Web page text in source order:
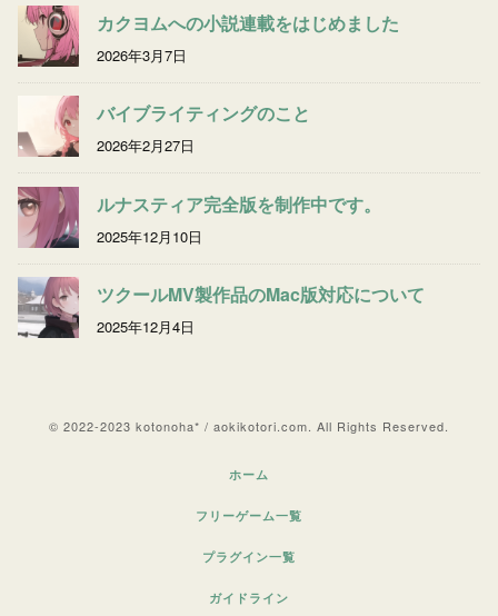
カクヨムへの小説連載をはじめました
2026年3月7日
バイブライティングのこと
2026年2月27日
ルナスティア完全版を制作中です。
2025年12月10日
ツクールMV製作品のMac版対応について
2025年12月4日
© 2022-2023 kotonoha* / aokikotori.com. All Rights Reserved.
ホーム
フリーゲーム一覧
プラグイン一覧
ガイドライン